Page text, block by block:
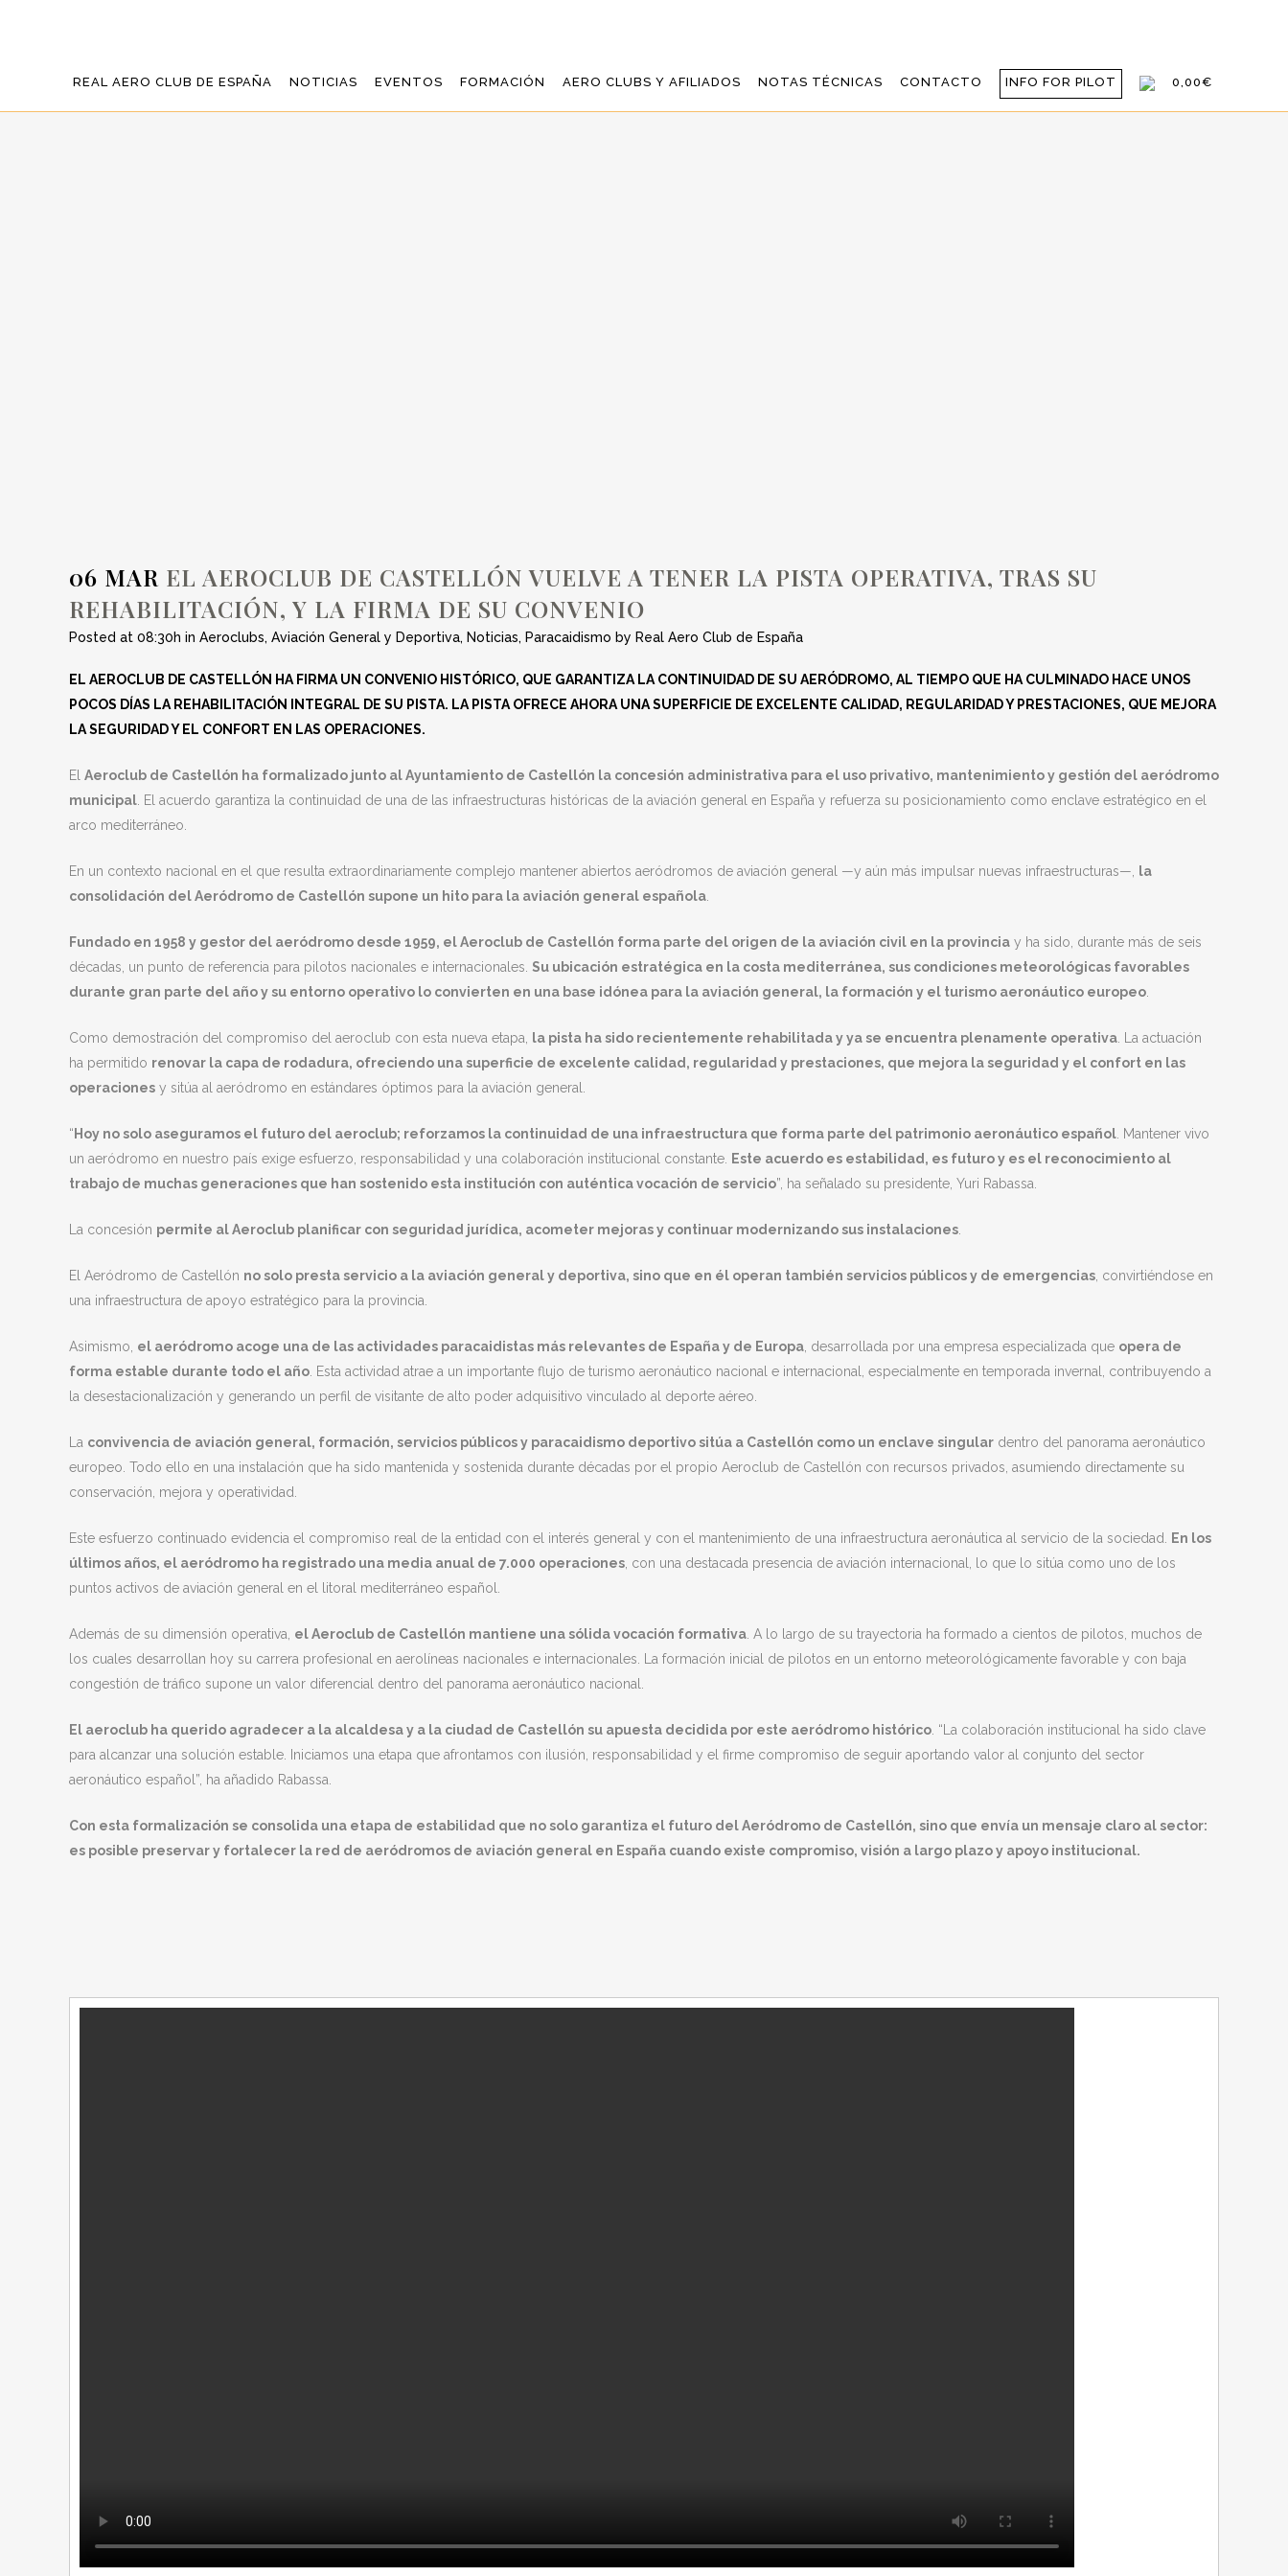
REAL AERO CLUB DE ESPAÑA NOTICIAS EVENTOS FORMACIÓN AERO CLUBS Y AFILIADOS NOTAS TÉCNICAS CONTACTO INFO FOR PILOT 0,00€
06 MAR EL AEROCLUB DE CASTELLÓN VUELVE A TENER LA PISTA OPERATIVA, TRAS SU
REHABILITACIÓN, Y LA FIRMA DE SU CONVENIO
Posted at 08:30h in Aeroclubs, Aviación General y Deportiva, Noticias, Paracaidismo by Real Aero Club de España
EL AEROCLUB DE CASTELLÓN HA FIRMA UN CONVENIO HISTÓRICO, QUE GARANTIZA LA CONTINUIDAD DE SU AERÓDROMO, AL TIEMPO QUE HA CULMINADO HACE UNOS
POCOS DÍAS LA REHABILITACIÓN INTEGRAL DE SU PISTA. LA PISTA OFRECE AHORA UNA SUPERFICIE DE EXCELENTE CALIDAD, REGULARIDAD Y PRESTACIONES, QUE MEJORA
LA SEGURIDAD Y EL CONFORT EN LAS OPERACIONES.
El Aeroclub de Castellón ha formalizado junto al Ayuntamiento de Castellón la concesión administrativa para el uso privativo, mantenimiento y gestión del aeródromo
municipal . El acuerdo garantiza la continuidad de una de las infraestructuras históricas de la aviación general en España y refuerza su posicionamiento como enclave estratégico en el
arco mediterráneo.
En un contexto nacional en el que resulta extraordinariamente complejo mantener abiertos aeródromos de aviación general —y aún más impulsar nuevas infraestructuras—,
la
consolidación del Aeródromo de Castellón supone un hito para la aviación general española
Fundado en 1958 y gestor del aeródromo desde 1959, el Aeroclub de Castellón forma parte del origen de la aviación civil en la provincia y ha sido, durante más de seis
décadas, un punto de referencia para pilotos nacionales e internacionales. Su ubicación estratégica en la costa mediterránea, sus condiciones meteorológicas favorables
durante gran parte del año y su entorno operativo lo convierten en una base idónea para la aviación general, la formación y el turismo aeronáutico europeo
Como demostración del compromiso del aeroclub con esta nueva etapa, la pista ha sido recientemente rehabilitada y ya se encuentra plenamente operativa . La actuación
ha permitido renovar la capa de rodadura, ofreciendo una superficie de excelente calidad, regularidad y prestaciones, que mejora la seguridad y el confort en las
operaciones y sitúa al aeródromo en estándares óptimos para la aviación general.
“ Hoy no solo aseguramos el futuro del aeroclub; reforzamos la continuidad de una infraestructura que forma parte del patrimonio aeronáutico español . Mantener vivo
un aeródromo en nuestro país exige esfuerzo, responsabilidad y una colaboración institucional constante.
Este acuerdo es estabilidad, es futuro y es el reconocimiento al
trabajo de muchas generaciones que han sostenido esta institución con auténtica vocación de servicio”, ha señalado su presidente, Yuri Rabassa.
La concesión permite al Aeroclub planificar con seguridad jurídica, acometer mejoras y continuar modernizando sus instalaciones
El Aeródromo de Castellón no solo presta servicio a la aviación general y deportiva, sino que en él operan también servicios públicos y de emergencias , convirtiéndose en
una infraestructura de apoyo estratégico para la provincia.
Asimismo, el aeródromo acoge una de las actividades paracaidistas más relevantes de España y de Europa , desarrollada por una empresa especializada que opera de
forma estable durante todo el año . Esta actividad atrae a un importante flujo de turismo aeronáutico nacional e internacional, especialmente en temporada invernal, contribuyendo a
la desestacionalización y generando un perfil de visitante de alto poder adquisitivo vinculado al deporte aéreo.
La convivencia de aviación general, formación, servicios públicos y paracaidismo deportivo sitúa a Castellón como un enclave singular dentro del panorama aeronáutico
europeo. Todo ello en una instalación que ha sido mantenida y sostenida durante décadas por el propio Aeroclub de Castellón con recursos privados, asumiendo directamente su
conservación, mejora y operatividad.
Este esfuerzo continuado evidencia el compromiso real de la entidad con el interés general y con el mantenimiento de una infraestructura aeronáutica al servicio de la sociedad.
En los
últimos años, el aeródromo ha registrado una media anual de 7.000 operaciones , con una destacada presencia de aviación internacional, lo que lo sitúa como uno de los
puntos activos de aviación general en el litoral mediterráneo español.
Además de su dimensión operativa, el Aeroclub de Castellón mantiene una sólida vocación formativa . A lo largo de su trayectoria ha formado a cientos de pilotos, muchos de
los cuales desarrollan hoy su carrera profesional en aerolíneas nacionales e internacionales. La formación inicial de pilotos en un entorno meteorológicamente favorable y con baja
congestión de tráfico supone un valor diferencial dentro del panorama aeronáutico nacional.
El aeroclub ha querido agradecer a la alcaldesa y a la ciudad de Castellón su apuesta decidida por este aeródromo histórico . “La colaboración institucional ha sido clave
para alcanzar una solución estable. Iniciamos una etapa que afrontamos con ilusión, responsabilidad y el firme compromiso de seguir aportando valor al conjunto del sector
aeronáutico español”, ha añadido Rabassa.
Con esta formalización se consolida una etapa de estabilidad que no solo garantiza el futuro del Aeródromo de Castellón, sino que envía un mensaje claro al sector:
es posible preservar y fortalecer la red de aeródromos de aviación general en España cuando existe compromiso, visión a largo plazo y apoyo institucional.